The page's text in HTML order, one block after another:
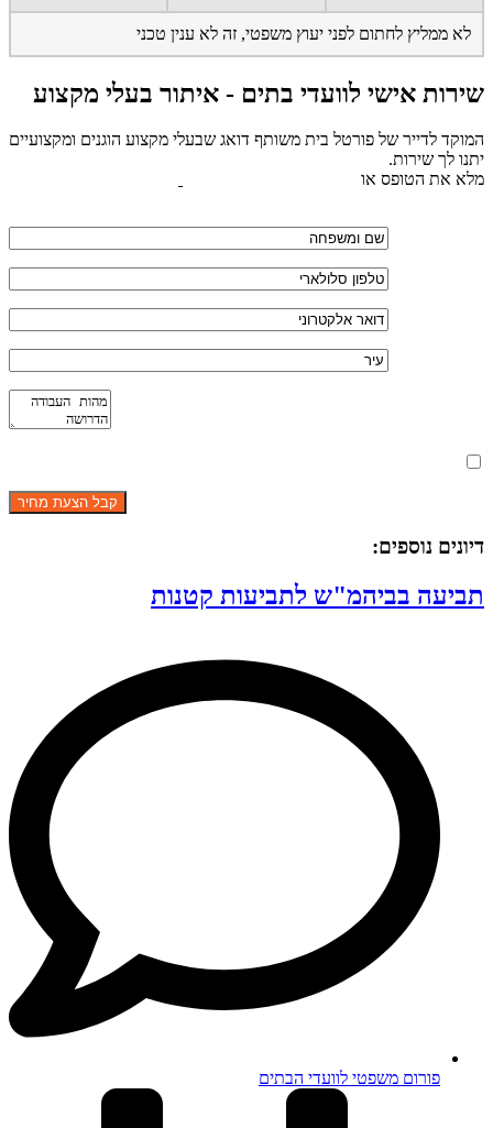
לא ממליץ לחתום לפני יעוץ משפטי, זה לא ענין טכני
שירות אישי לוועדי בתים - איתור בעלי מקצוע
המוקד לדייר של פורטל בית משותף דואג שבעלי מקצוע הוגנים ומקצועיים
יתנו לך שירות.
מלא את הטופס או
דיונים נוספים:
תביעה בביהמ"ש לתביעות קטנות
פורום משפטי לוועדי הבתים